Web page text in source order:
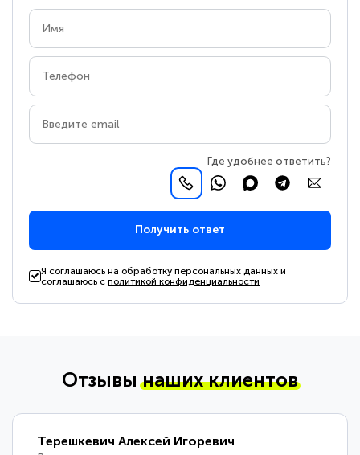
Где удобнее ответить?
Получить ответ
Я соглашаюсь на обработку персональных данных и
соглашаюсь сполитикой конфиденциальности
Отзывынаших клиентов
Терешкевич Алексей Игоревич